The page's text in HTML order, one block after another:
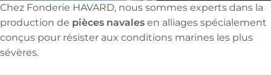
Chez Fonderie HAVARD, nous sommes experts dans la
production de pièces navalesen alliages spécialement
conçus pour résister aux conditions marines les plus
sévères.